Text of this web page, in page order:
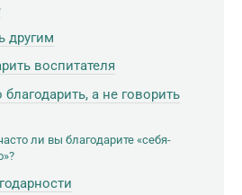
другим
воспитателя
а не говорить
ли вы благодарите «себя-